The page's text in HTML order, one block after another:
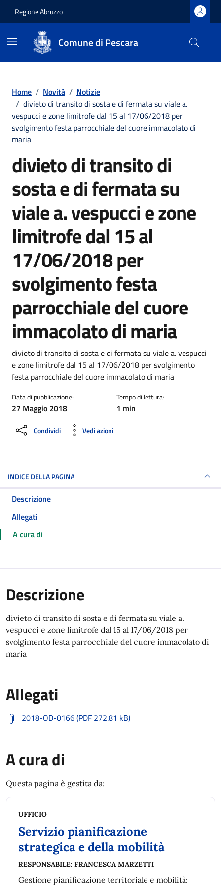
Regione Abruzzo
Comune di Pescara
Home / Novità / Notizie
/ divieto di transito di sosta e di fermata su viale a.
vespucci e zone limitrofe dal 15 al 17/06/2018 per
svolgimento festa parrocchiale del cuore immacolato di
maria
divieto di transito di
sosta e di fermata su
viale a. vespucci e zone
limitrofe dal 15 al
17/06/2018 per
svolgimento festa
parrocchiale del cuore
immacolato di maria
Dettagli della notizia
divieto di transito di sosta e di fermata su viale a. vespucci
e zone limitrofe dal 15 al 17/06/2018 per svolgimento
festa parrocchiale del cuore immacolato di maria
Data di pubblicazione:
27 Maggio 2018
Tempo di lettura:
1 min
Condividi Vedi azioni
INDICE DELLA PAGINA
Descrizione
Allegati
A cura di
Descrizione
divieto di transito di sosta e di fermata su viale a.
vespucci e zone limitrofe dal 15 al 17/06/2018 per
svolgimento festa parrocchiale del cuore immacolato di
maria
Allegati
2018-OD-0166 (PDF 272.81 kB)
A cura di
Questa pagina è gestita da:
UFFICIO
Servizio pianificazione
strategica e della mobilità
RESPONSABILE: FRANCESCA MARZETTI
Gestione pianificazione territoriale e mobilità: